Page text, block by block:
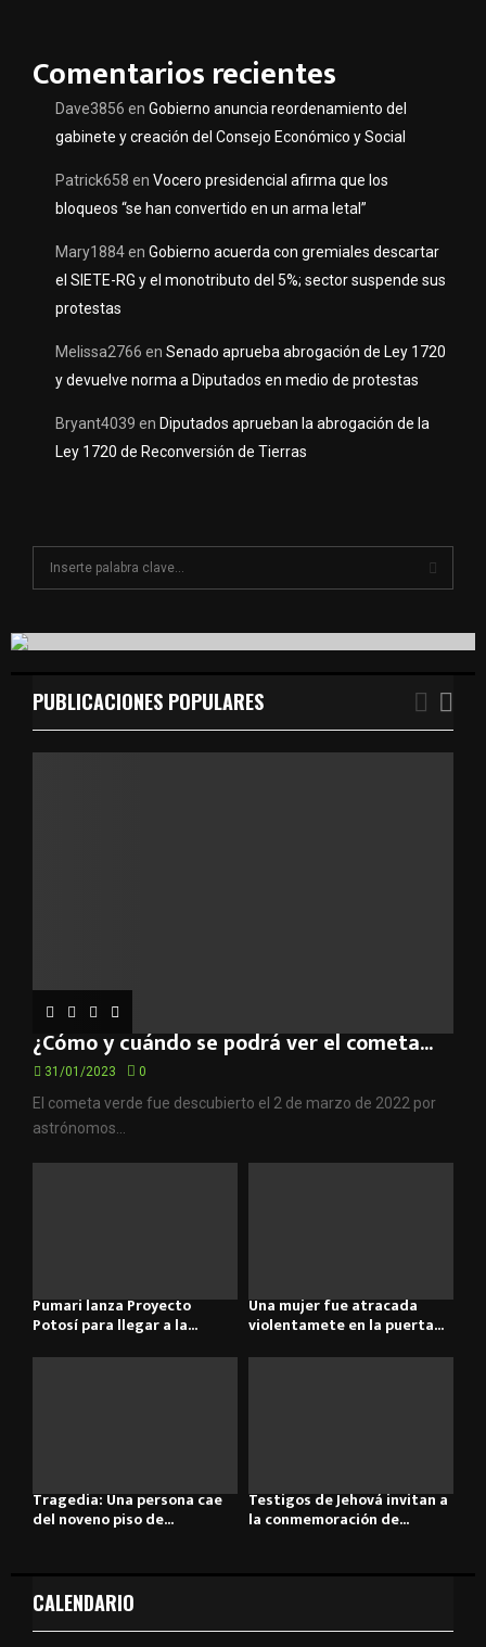
Comentarios recientes
Dave3856 en Gobierno anuncia reordenamiento del
gabinete y creación del Consejo Económico y Social
Patrick658 en Vocero presidencial afirma que los
bloqueos “se han convertido en un arma letal”
Mary1884en Gobierno acuerda con gremiales descartar
el SIETE-RG y el monotributo del 5%; sector suspende sus
protestas
Melissa2766 en Senado aprueba abrogación de Ley 1720
y devuelve norma a Diputados en medio de protestas
Bryant4039 en Diputados aprueban la abrogación de la
Ley 1720 de Reconversión de Tierras
c
f
E
PUBLICACIONES POPULARES
¿Cómo y cuándo se podrá ver el cometa...
31/01/2023 0
El cometa verde fue descubierto el 2 de marzo de 2022 por
astrónomos...
Pumari lanza Proyecto
Potosí para llegar a la...
Una mujer fue atracada
violentamete en la puerta...
Tragedia: Una persona cae
del noveno piso de...
Testigos de Jehová invitan a
la conmemoración de...
CALENDARIO